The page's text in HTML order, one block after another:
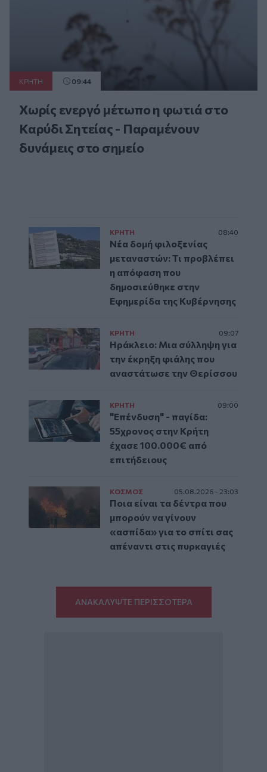
ΚΡΗΤΗ 09:44
Χωρίς ενεργό μέτωπο η φωτιά στο
Καρύδι Σητείας - Παραμένουν
δυνάμεις στο σημείο
ΚΡΗΤΗ 08:40
Νέα δομή φιλοξενίας
μεταναστών: Τι προβλέπει
η απόφαση που
δημοσιεύθηκε στην
Εφημερίδα της Κυβέρνησης
ΚΡΗΤΗ 09:07
Ηράκλειο: Μια σύλληψη για
την έκρηξη φιάλης που
αναστάτωσε την Θερίσσου
ΚΡΗΤΗ 09:00
"Επένδυση" - παγίδα:
55χρονος στην Κρήτη
έχασε 100.000€ από
επιτήδειους
ΚΟΣΜΟΣ 05.08.2026 - 23:03
Ποια είναι τα δέντρα που
μπορούν να γίνουν
«ασπίδα» για το σπίτι σας
απέναντι στις πυρκαγιές
ΑΝΑΚΑΛΥΨΤΕ ΠΕΡΙΣΣΟΤΕΡΑ